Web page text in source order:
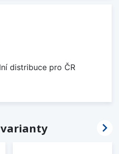
distribuce pro ČR
